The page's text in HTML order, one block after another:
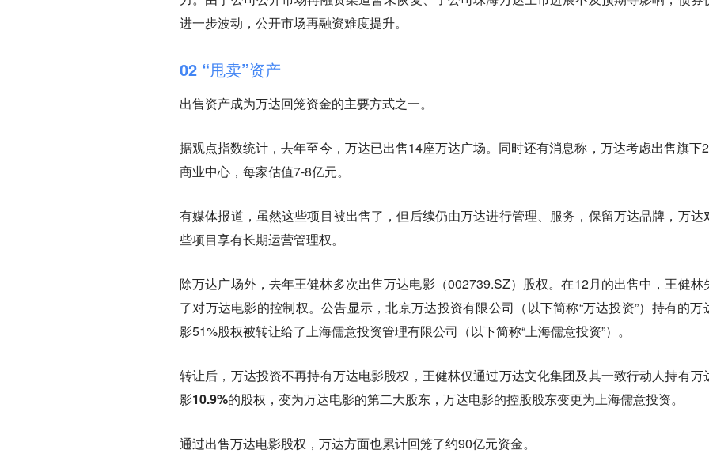
进一步波动，公开市场再融资难度提升。
02 “甩卖”资产
出售资产成为万达回笼资金的主要方式之一。
据观点指数统计，去年至今，万达已出售14座万达广场。同时还有消息称，万达考虑出售旗下
商业中心，每家估值7-8亿元。
有媒体报道，虽然这些项目被出售了，但后续仍由万达进行管理、服务，保留万达品牌，万达
些项目享有长期运营管理权。
除万达广场外，去年王健林多次出售万达电影（002739.SZ）股权。在12月的出售中，王健林
了对万达电影的控制权。公告显示，北京万达投资有限公司（以下简称“万达投资”）持有的万
影51%股权被转让给了上海儒意投资管理有限公司（以下简称“上海儒意投资”）。
转让后，万达投资不再持有万达电影股权，王健林仅通过万达文化集团及其一致行动人持有万
影10.9%的股权，变为万达电影的第二大股东，万达电影的控股股东变更为上海儒意投资。
通过出售万达电影股权，万达方面也累计回笼了约90亿元资金。